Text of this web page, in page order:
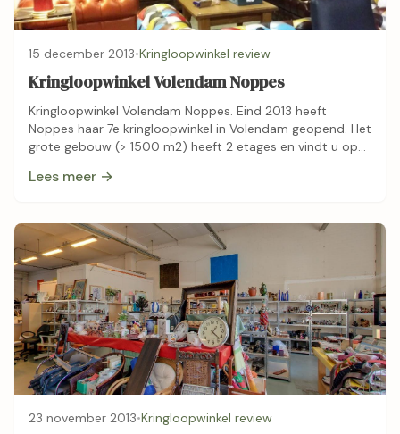
15 december 2013•Kringloopwinkel review
Kringloopwinkel Volendam Noppes
Kringloopwinkel Volendam Noppes. Eind 2013 heeft
Noppes haar 7e kringloopwinkel in Volendam geopend. Het
grote gebouw (> 1500 m2) heeft 2 etages en vindt u op
Lees meer →
23 november 2013•Kringloopwinkel review